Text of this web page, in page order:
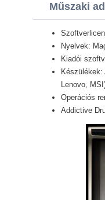
Műszaki
Nyelvek:
Kiadói
Lenovo,
Operációs
Addictive